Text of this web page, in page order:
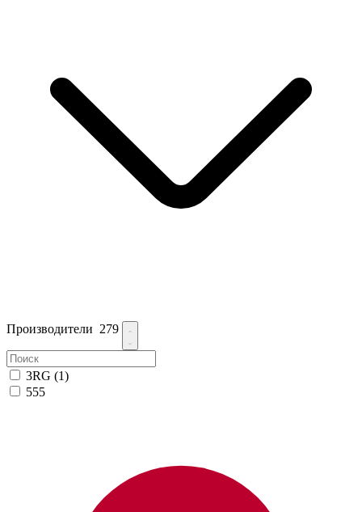
Производители 279
3RG (1)
555